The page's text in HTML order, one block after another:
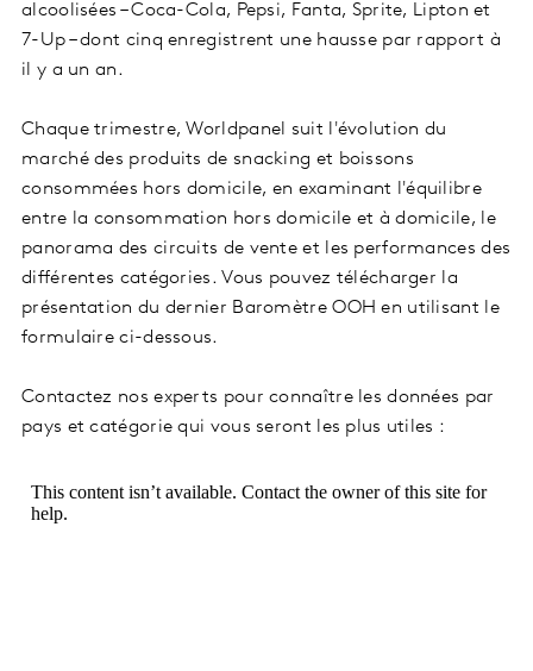
alcoolisées – Coca-Cola, Pepsi, Fanta, Sprite, Lipton et
7-Up – dont cinq enregistrent une hausse par rapport à
il y a un an.
Chaque trimestre, Worldpanel suit l'évolution du
marché des produits de snacking et boissons
consommées hors domicile, en examinant l'équilibre
entre la consommation hors domicile et à domicile, le
panorama des circuits de vente et les performances des
différentes catégories. Vous pouvez télécharger la
présentation du dernier Baromètre OOH en utilisant le
formulaire ci-dessous.
Contactez nos experts pour connaître les données par
pays et catégorie qui vous seront les plus utiles :